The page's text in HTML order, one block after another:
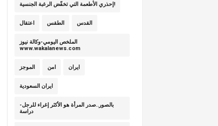
إحذري الأطعمة التي تخفّض الرغبة الجنسية!
اعتقال الطقس القدس
الملخص اليومي-وكالة نيوز
www.wakalanews.com
الموجز امن ايران
ايران السعودية
بالصور..صدر المرأة هو الأكثر إغراء للرجل-
دراسة